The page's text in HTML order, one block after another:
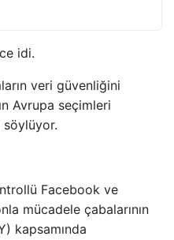
idi.
veri güvenliğini
Avrupa seçimleri
söylüyor.
Facebook ve
mücadele çabalarının
kapsamında